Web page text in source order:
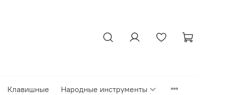
Клавишные Народные инструменты